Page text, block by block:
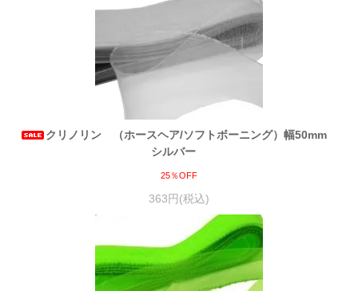
クリノリン （ホースヘア/ソフトボーニング）幅50mm
シルバー
25％OFF
363円(税込)